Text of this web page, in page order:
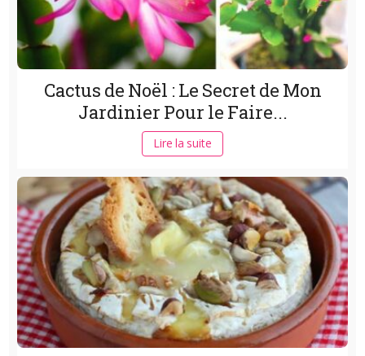
Cactus de Noël : Le Secret de Mon
Jardinier Pour le Faire...
Lire la suite